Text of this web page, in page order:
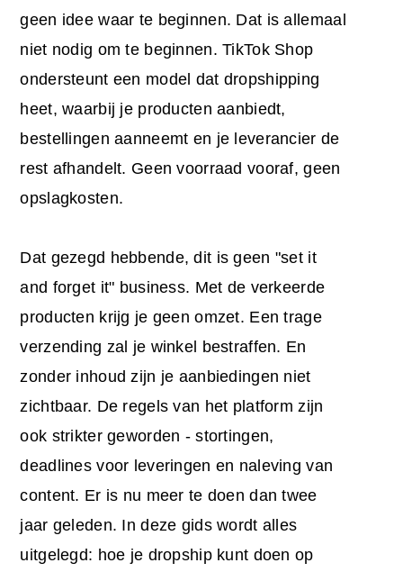
geen idee waar te beginnen. Dat is allemaal
niet nodig om te beginnen. TikTok Shop
ondersteunt een model dat dropshipping
heet, waarbij je producten aanbiedt,
bestellingen aanneemt en je leverancier de
rest afhandelt. Geen voorraad vooraf, geen
opslagkosten.
Dat gezegd hebbende, dit is geen "set it
and forget it" business. Met de verkeerde
producten krijg je geen omzet. Een trage
verzending zal je winkel bestraffen. En
zonder inhoud zijn je aanbiedingen niet
zichtbaar. De regels van het platform zijn
ook strikter geworden - stortingen,
deadlines voor leveringen en naleving van
content. Er is nu meer te doen dan twee
jaar geleden. In deze gids wordt alles
uitgelegd: hoe je dropship kunt doen op